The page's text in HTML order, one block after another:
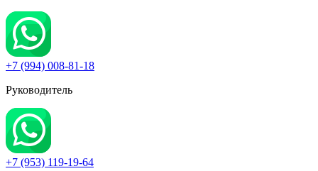
+7 (994) 008-81-18
Руководитель
+7 (953) 119-19-64